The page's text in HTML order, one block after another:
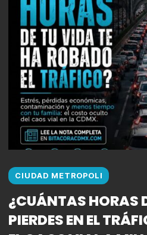
CIUDAD METROPOLI
¿CUÁNTAS HORAS
PIERDES EN EL